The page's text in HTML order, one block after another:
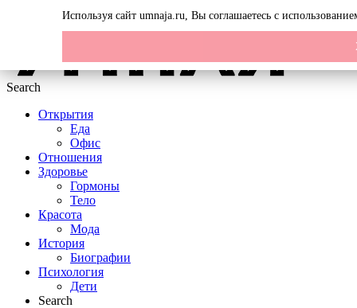
Search
Открытия
Еда
Офис
Отношения
Здоровье
Гормоны
Тело
Красота
Мода
История
Биографии
Психология
Дети
Search
Используя сайт umnaja.ru, Вы соглашаетесь с